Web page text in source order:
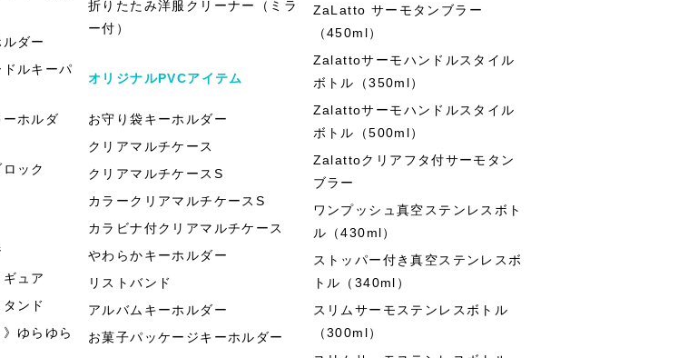
ダー
ルキーパ
ホルダ
ック
ュア
ンド
ゆらゆら
折りたたみ洋服クリーナー（ミラ
ー付）
オリジナルPVCアイテム
お守り袋キーホルダー
クリアマルチケース
クリアマルチケースS
カラークリアマルチケースS
カラビナ付クリアマルチケース
やわらかキーホルダー
リストバンド
アルバムキーホルダー
お菓子パッケージキーホルダー
ZaLatto サーモタンブラー
（450ml）
Zalattoサーモハンドルスタイル
ボトル（350ml）
Zalattoサーモハンドルスタイル
ボトル（500ml）
Zalattoクリアフタ付サーモタン
ブラー
ワンプッシュ真空ステンレスボト
ル（430ml）
ストッパー付き真空ステンレスボ
トル（340ml）
スリムサーモステンレスボトル
（300ml）